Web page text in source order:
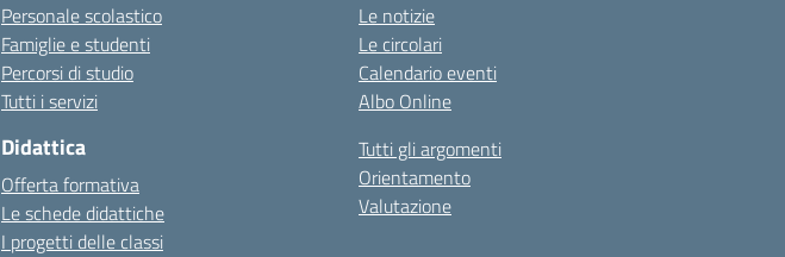
Personale scolastico
Famiglie e studenti
Percorsi di studio
Tutti i servizi
Didattica
Offerta formativa
Le schede didattiche
I progetti delle classi
Le notizie
Le circolari
Calendario eventi
Albo Online
Tutti gli argomenti
Orientamento
Valutazione